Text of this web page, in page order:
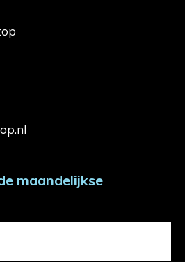
maandelijkse